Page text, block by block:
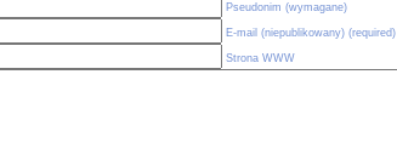
Pseudonim (wymagane)
E-mail (niepublikowany) (required)
Strona WWW